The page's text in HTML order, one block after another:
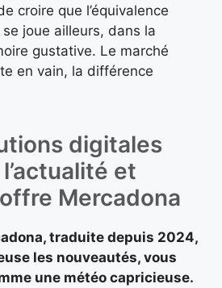
croire que l’équivalence
joue ailleurs, dans la
gustative. Le marché
en vain, la différence
digitales
et
Mercadona
traduite depuis 2024,
les nouveautés, vous
une météo capricieuse.